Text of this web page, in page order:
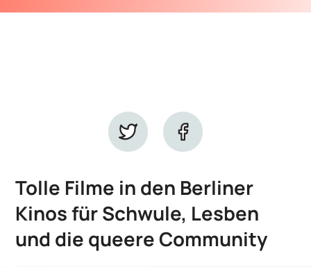
Tolle Filme in den Berliner
Kinos für Schwule, Lesben
und die queere Community